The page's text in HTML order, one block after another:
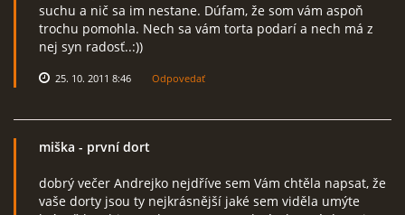
suchu a nič sa im nestane. Dúfam, že som vám aspoň
trochu pomohla. Nech sa vám torta podarí a nech má z
nej syn radosť..:))
25. 10. 2011 8:46 Odpovedať
miška - první dort
dobrý večer Andrejko nejdříve sem Vám chtěla napsat, že
vaše dorty jsou ty nejkrásnější jaké sem viděla umýte